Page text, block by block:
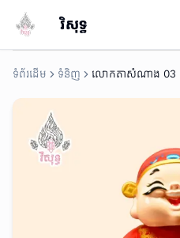
វិសុទ្ធ
ទំព័រដើម ទំនិញ លោកតាសំណាង 03